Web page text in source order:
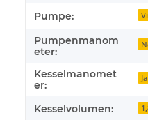
Pumpe:
Pumpenmanom
eter:
Kesselmanomet
er:
Ja
Kesselvolumen: